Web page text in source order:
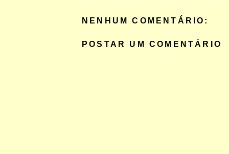
NENHUM COMENTÁRIO:
POSTAR UM COMENTÁRIO